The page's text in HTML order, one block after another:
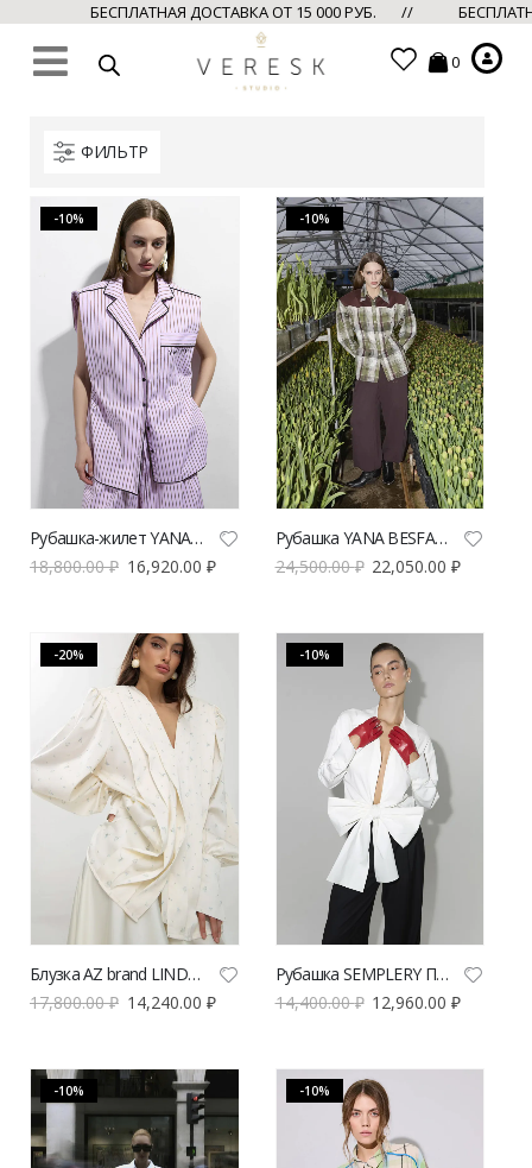
БЕСПЛАТНАЯ ДОСТАВКА ОТ 15 000 РУБ. //
0
ФИЛЬТР
-10%
Рубашка-жилет YANA BESFAMILNAYA пижамная розового цвета | VERESK studio
18,800.00₽ 16,920.00 ₽
-10%
Рубашка YANA BESFAMILNAYA Cowgirl зеленого цвета | VERESK studio
24,500.00₽ 22,050.00₽
-20%
Блузка AZ brand LINDA с цветочным принтом | VERESK studio
17,800.00₽ 14,240.00 ₽
-10%
Рубашка SEMPLERY Париж | VERESK studio
14,400.00₽ 12,960.00₽
-10% -10%